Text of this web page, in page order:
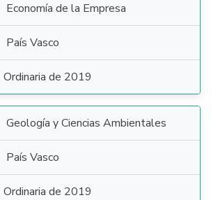
Economía de la Empresa
País Vasco
Ordinaria de 2019
Geología y Ciencias Ambientales
País Vasco
Ordinaria de 2019